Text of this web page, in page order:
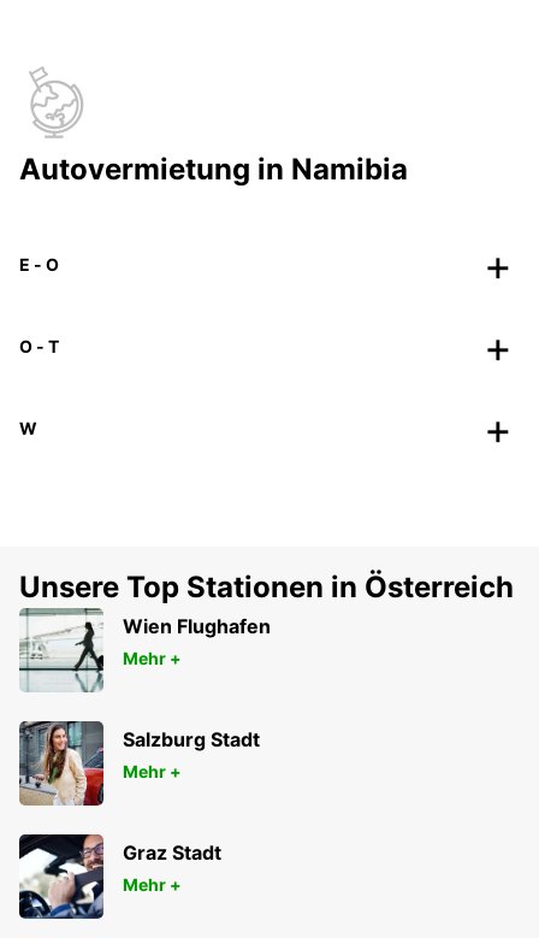
Autovermietung in Namibia
E - O
O - T
W
Unsere Top Stationen in Österreich
Wien Flughafen
Mehr +
Salzburg Stadt
Mehr +
Graz Stadt
Mehr +